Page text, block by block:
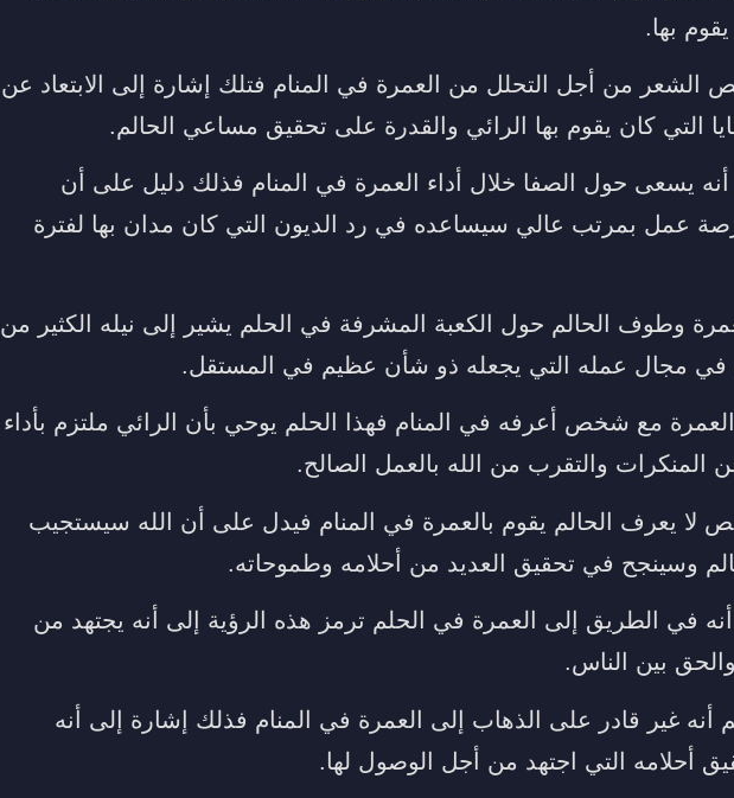
بها.
الشعر من أجل التحلل من العمرة في المنام فتلك إشارة إلى الابتعاد عن
التي كان يقوم بها الرائي والقدرة على تحقيق مساعي الحالم.
أنه يسعى حول الصفا خلال أداء العمرة في المنام فذلك دليل على أن
عمل بمرتب عالي سيساعده في رد الديون التي كان مدان بها لفترة
وطوف الحالم حول الكعبة المشرفة في الحلم يشير إلى نيله الكثير من
في مجال عمله التي يجعله ذو شأن عظيم في المستقل.
العمرة مع شخص أعرفه في المنام فهذا الحلم يوحي بأن الرائي ملتزم بأداء
المنكرات والتقرب من الله بالعمل الصالح.
لا يعرف الحالم يقوم بالعمرة في المنام فيدل على أن الله سيستجيب
وسينجح في تحقيق العديد من أحلامه وطموحاته.
في الطريق إلى العمرة في الحلم ترمز هذه الرؤية إلى أنه يجتهد من
بين الناس.
أنه غير قادر على الذهاب إلى العمرة في المنام فذلك إشارة إلى أنه
أحلامه التي اجتهد من أجل الوصول لها.